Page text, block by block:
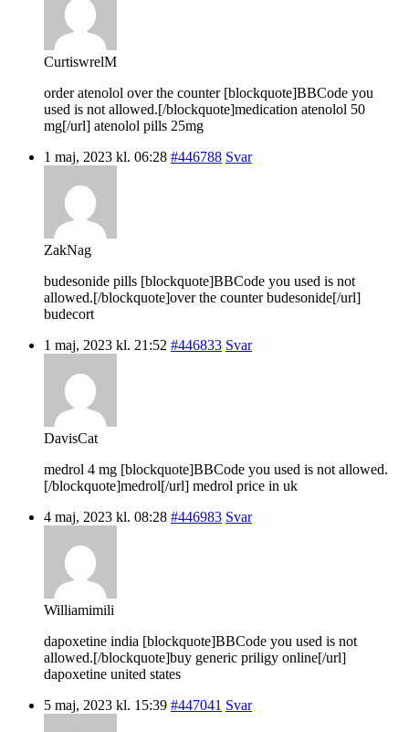
CurtiswrelM
order atenolol over the counter [blockquote]BBCode you
used is not allowed.[/blockquote]medication atenolol 50
mg[/url] atenolol pills 25mg
1 maj, 2023 kl. 06:28 #446788 Svar
ZakNag
budesonide pills [blockquote]BBCode you used is not
allowed.[/blockquote]over the counter budesonide[/url]
budecort
1 maj, 2023 kl. 21:52 #446833 Svar
DavisCat
medrol 4 mg [blockquote]BBCode you used is not allowed.
[/blockquote]medrol[/url] medrol price in uk
4 maj, 2023 kl. 08:28 #446983 Svar
Williamimili
dapoxetine india [blockquote]BBCode you used is not
allowed.[/blockquote]buy generic priligy online[/url]
dapoxetine united states
5 maj, 2023 kl. 15:39 #447041 Svar